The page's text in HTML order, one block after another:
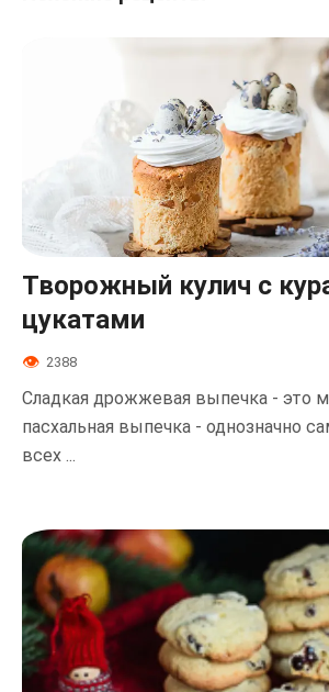
Творожный кулич с
цукатами
2388
Сладкая дрожжевая выпечка - это
пасхальная выпечка - однозначно
всех ...